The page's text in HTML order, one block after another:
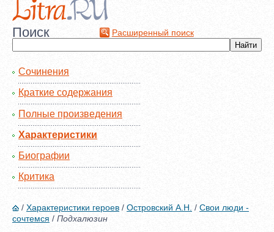
Поиск Расширенный поиск
Сочинения
Краткие содержания
Полные произведения
Характеристики
Биографии
Критика
/ Характеристики героев / Островский А.Н. / Свои люди -
сочтемся / Подхалюзин